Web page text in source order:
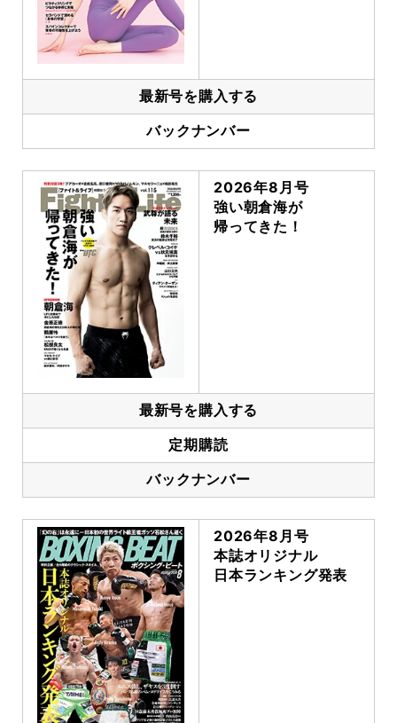
最新号を購入する
バックナンバー
2026年8月号
強い朝倉海が
帰ってきた！
最新号を購入する
定期購読
バックナンバー
2026年8月号
本誌オリジナル
日本ランキング発表